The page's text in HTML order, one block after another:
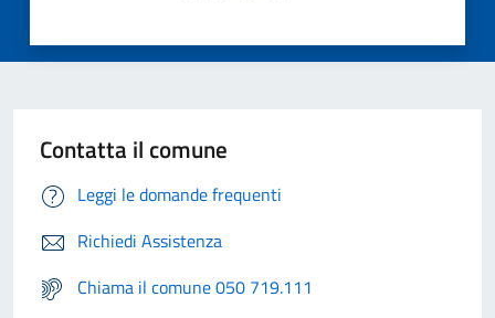
Contatta il comune
Leggi le domande frequenti
Richiedi Assistenza
Chiama il comune 050 719.111